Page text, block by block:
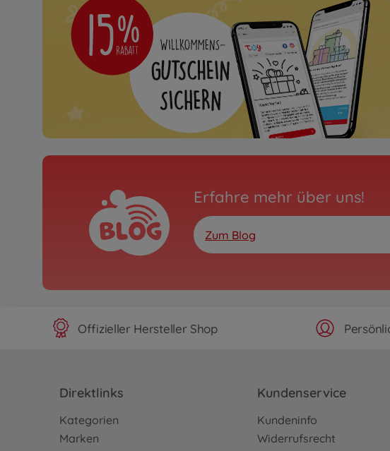
Erfahre mehr über uns!
Zum Blog
Offizieller Hersteller Shop
Direktlinks
Kategorien
Marken
Kundenservice
Kundeninfo
Widerrufsrecht